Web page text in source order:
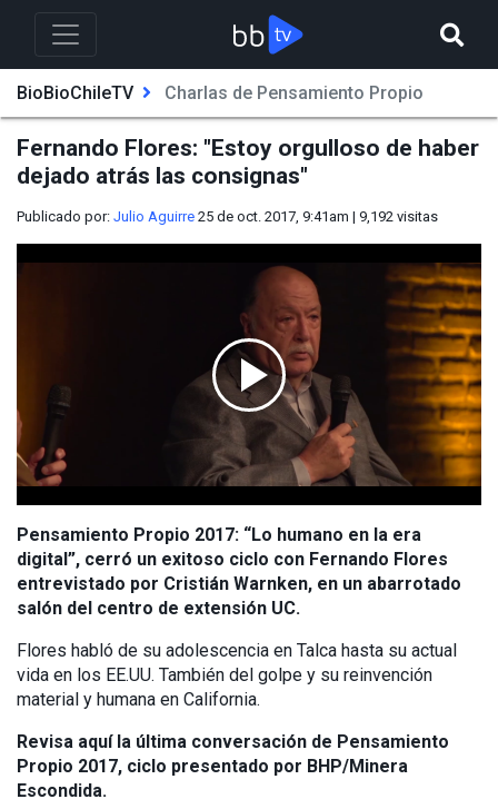
BioBioChileTV Charlas de Pensamiento Propio
Fernando Flores: "Estoy orgulloso de haber
dejado atrás las consignas"
Publicado por: Julio Aguirre 25 de oct. 2017, 9:41am | 9,192 visitas
Pensamiento Propio 2017: “Lo humano en la era
digital”, cerró un exitoso ciclo con Fernando Flores
entrevistado por Cristián Warnken, en un abarrotado
salón del centro de extensión UC.
Flores habló de su adolescencia en Talca hasta su actual
vida en los EE.UU. También del golpe y su reinvención
material y humana en California.
Revisa aquí la última conversación de Pensamiento
Propio 2017, ciclo presentado por BHP/Minera
Escondida.